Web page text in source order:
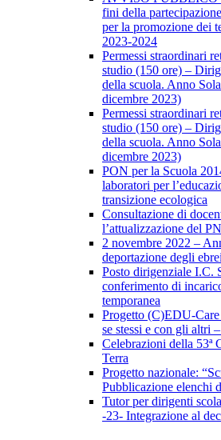
fini della
per la promozione dei
2023-2024
Permessi straordinari
studio (150 ore) –
della scuola. Anno
dicembre 2023)
Permessi straordinari
studio (150 ore) –
della scuola. Anno
dicembre 2023)
PON per la Scuola
laboratori per
transizione ecologica
Consultazione di
l’attualizzazione del
2 novembre 2022 –
deportazione degli
Posto dirigenziale I.C.
conferimento di
temporanea
Progetto (C)EDU-Care
se stessi e con gli altri
Celebrazioni della 53ª
Terra
Progetto nazionale:
Pubblicazione elenchi
Tutor per dirigenti
-23- Integrazione al